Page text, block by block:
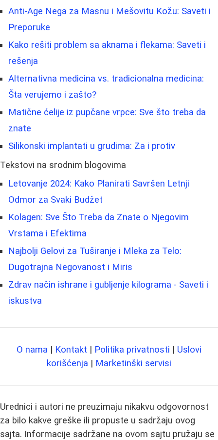
Anti-Age Nega za Masnu i Mešovitu Kožu: Saveti i
Preporuke
Kako rešiti problem sa aknama i flekama: Saveti i
rešenja
Alternativna medicina vs. tradicionalna medicina:
Šta verujemo i zašto?
Matične ćelije iz pupčane vrpce: Sve što treba da
znate
Silikonski implantati u grudima: Za i protiv
Tekstovi na srodnim blogovima
Letovanje 2024: Kako Planirati Savršen Letnji
Odmor za Svaki Budžet
Kolagen: Sve Što Treba da Znate o Njegovim
Vrstama i Efektima
Najbolji Gelovi za Tuširanje i Mleka za Telo:
Dugotrajna Negovanost i Miris
Zdrav način ishrane i gubljenje kilograma - Saveti i
iskustva
O nama | Kontakt | Politika privatnosti | Uslovi
korišćenja | Marketinški servisi
Urednici i autori ne preuzimaju nikakvu odgovornost
za bilo kakve greške ili propuste u sadržaju ovog
sajta. Informacije sadržane na ovom sajtu pružaju se